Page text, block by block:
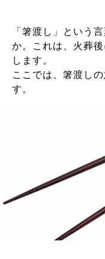
「箸渡し」という
か。これは、火葬
します。
ここでは、箸渡し
す。